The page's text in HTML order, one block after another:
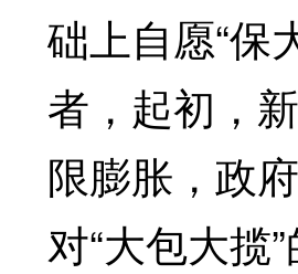
础上自愿“保
者，起初，
限膨胀，政
对“大包大揽